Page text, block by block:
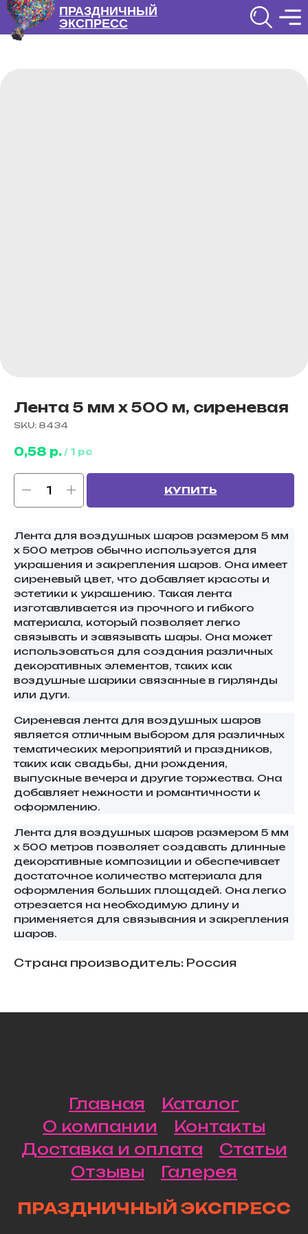
ПРАЗДНИЧНЫЙ
ЭКСПРЕСС
Лента 5 мм х 500 м, сиреневая
SKU: 8434
0,58 р. / 1 pc
КУПИТЬ
Лента для воздушных шаров размером 5 мм
х 500 метров обычно используется для
украшения и закрепления шаров. Она имеет
сиреневый цвет, что добавляет красоты и
эстетики к украшению. Такая лента
изготавливается из прочного и гибкого
материала, который позволяет легко
связывать и завязывать шары. Она может
использоваться для создания различных
декоративных элементов, таких как
воздушные шарики связанные в гирлянды
или дуги.
Сиреневая лента для воздушных шаров
является отличным выбором для различных
тематических мероприятий и праздников,
таких как свадьбы, дни рождения,
выпускные вечера и другие торжества. Она
добавляет нежности и романтичности к
оформлению.
Лента для воздушных шаров размером 5 мм
х 500 метров позволяет создавать длинные
декоративные композиции и обеспечивает
достаточное количество материала для
оформления больших площадей. Она легко
отрезается на необходимую длину и
применяется для связывания и закрепления
шаров.
Страна производитель: Россия
Главная
Каталог
О компании
Контакты
Доставка и оплата
Статьи
Отзывы
Галерея
ПРАЗДНИЧНЫЙ ЭКСПРЕСС